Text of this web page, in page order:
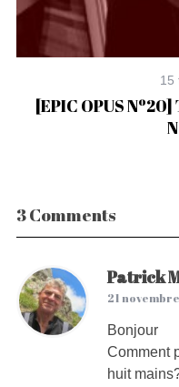
15
[EPIC OPUS
3 Comments
Patrick
21
Bonjour
Comment
huit